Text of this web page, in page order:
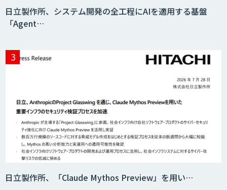
日立製作所、システム開発の全工程にAIを適用する基盤
「Agent…
日立製作所、「Claude Mythos Preview」を用い…